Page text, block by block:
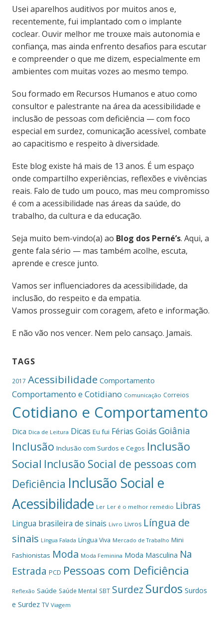
Usei aparelhos auditivos por muitos anos e,
recentemente, fui implantado com o implante
coclear. Ouvir melhor me trouxe mais autonomia e
confiança, mas ainda enfrento desafios para escutar
e compreender o que me dizem, especialmente em
ambientes com muitas vozes ao mesmo tempo.
Sou formado em Recursos Humanos e atuo como
consultor e palestrante na área da acessibilidade e
inclusão de pessoas com deficiência — com foco
especial em surdez, comunicação acessível, combate
ao capacitismo e respeito à diversidade.
Este blog existe há mais de 13 anos. É um espaço
onde compartilho experiências, reflexões e vivências
reais. Falo de tudo um pouco, mas meu compromisso
é com a acessibilidade nas áreas da saúde, do
trabalho, da cultura e da educação.
Seja muito bem-vindo(a) ao Blog dos Perné’s. Aqui, a
gente fala sério — mas também acolhe, escuta,
aprende e cresce junto.
Vamos ser influenciadores da acessibilidade, da
inclusão, do respeito e da empatia.
Vamos prosseguir com coragem, afeto e informação.
E não vão nos vencer. Nem pelo cansaço. Jamais.
TAGS
2017 Acessibilidade Comportamento
Comportamento e Cotidiano Comunicação Correios
Cotidiano e Comportamento
Dica Dica de Leitura Dicas Eu fui Férias Goiás Goiânia
Inclusão Inclusão com Surdos e Cegos Inclusão
Social Inclusão Social de pessoas com
Deficiência Inclusão Social e
Acessibilidade Ler Ler é o melhor remédio Libras
Lingua brasileira de sinais Livro Livros Língua de
sinais Língua Falada Língua Viva Mercado de Trabalho Mini
Fashionistas Moda Moda Feminina Moda Masculina Na
Estrada PCD Pessoas com Deficiência
Reflexão Saúde Saúde Mental SBT Surdez Surdos Surdos
e Surdez TV Viagem